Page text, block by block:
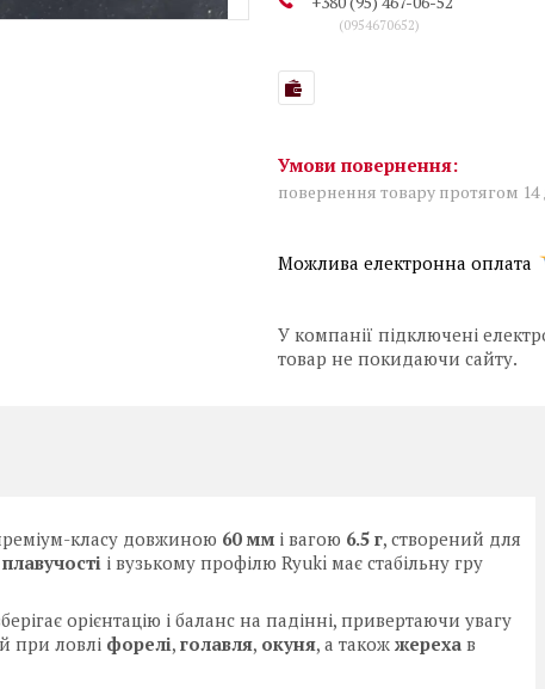
0954670652
повернення товару протягом 14
У компанії підключені
товар не покидаючи сайту.
класу довжиною 60 мм і вагою 6.5 г, створений для
і вузькому профілю Ryuki має стабільну гру
орієнтацію і баланс на падінні, привертаючи увагу
при ловлі форелі, голавля, окуня, а також жереха в